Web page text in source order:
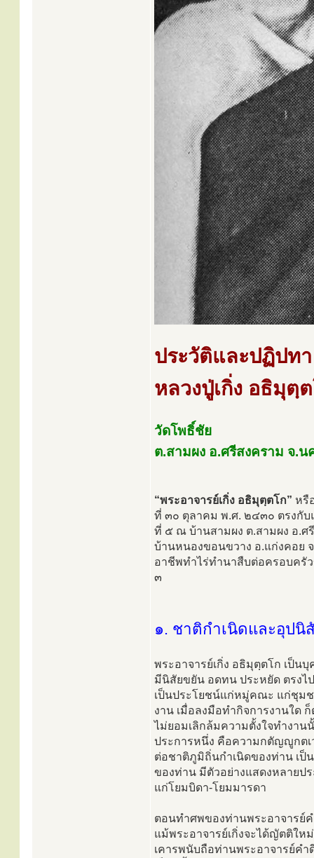
ประวัติและปฏิปทา
หลวงปู่เกิ่ง อธิมุตฺ
วัดโพธิ์ชัย
ต.สามผง อ.ศรีสงคราม จ.
“พระอาจารย์เกิ่ง อธิมุตฺตโก” หรื
ที่ ๓๐ ตุลาคม พ.ศ. ๒๔๓๐ ตรงกับ
ที่ ๕ ณ บ้านสามผง ต.สามผง อ.
บ้านหนองขอนขวาง อ.แก่งคอย
อาชีพทำไร่ทำนาสืบต่อครอบครั
๓
๑. ชาติกำเนิดและอุปนิ
พระอาจารย์เกิ่ง อธิมุตฺตโก เป็น
มีนิสัยขยัน อดทน ประหยัด ตรงไ
เป็นประโยชน์แก่หมู่คณะ แก่ชุม
งาน เมื่อลงมือทำกิจการงานใด ก็
ไม่ยอมเลิกล้มความตั้งใจทำงาน
ประการหนึ่ง คือความกตัญญูกต
ต่อชาติภูมิถิ่นกำเนิดของท่าน เ
ของท่าน มีตัวอย่างแสดงหลายป
แก่โยมบิดา-โยมมารดา
ตอนทำศพของท่านพระอาจารย์
แม้พระอาจารย์เกิ่งจะได้ญัตติให
เคารพนับถือท่านพระอาจารย์คำ